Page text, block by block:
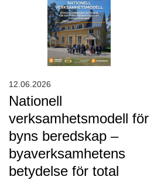
Nationell
verksamhetsmodell för
byns beredskap –
byaverksamhetens
betydelse för total
12.06.2026